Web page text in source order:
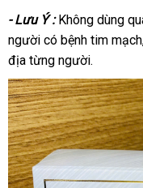
- Lưu Ý :Không dùng
người có bệnh tim
địa từng người.